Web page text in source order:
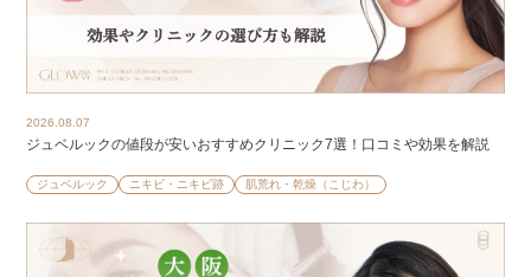
2026.08.07
ジュベルックの値段が安いおすすめクリニック7選！口コミや効果を解説
ジュベルック ニキビ・ニキビ跡 肌荒れ・乾燥（こじわ）